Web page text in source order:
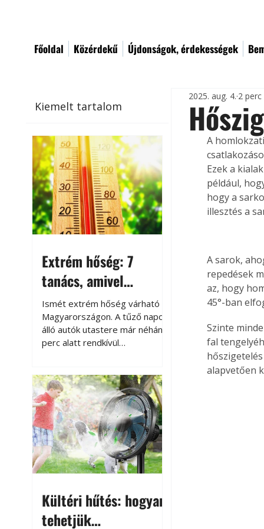
Főoldal Közérdekű Újdonságok, érdekességek
Kiemelt tartalom
Extrém hőség: 7
tanács, amivel
megóvhatjuk
autónkat a nyári
károktól
Ismét extrém hőség várható
Magyarországon. A tűző napon
álló autók utastere már néhány
perc alatt rendkívül
megközelítheti. Ez nemcsak a
beszállást teszi kellemetlenné,
hanem az autó állapotára és a
benne hagyott tárgyakra is
káros hatással lehet. Néhány
egyszerű óvintézkedéssel
azonban jelentősen
csökkenthetjük a hőség káros
Kültéri hűtés: hogyan
tehetjük
2025. aug. 4. 2
A
Ezek a
például,
hogy a
illesztés a
A sarok,
repedések
az, hogy
45°-ban
Szinte
fal
alapvetően